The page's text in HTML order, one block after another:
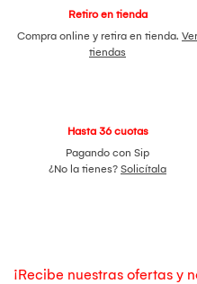
Retiro en tienda
Compra online y retira en tienda. Ver
tiendas
Hasta 36 cuotas
Pagando con Sip
¿No la tienes? Solicítala
¡Recibe nuestras ofertas y